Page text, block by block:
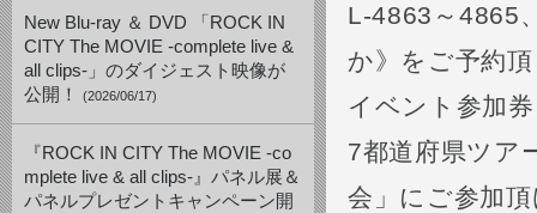
New Blu-ray ＆ DVD 「ROCK IN
CITY The MOVIE -complete live &
all clips-」のダイジェスト映像が
公開！
(2026/06/17)
『ROCK IN CITY The MOVIE -co
mplete live & all clips-』パネル展＆
パネルプレゼントキャンペーン開
L-4863～4865
か》をご予約
イベント参加
7都道府県ツア
会」にご参加